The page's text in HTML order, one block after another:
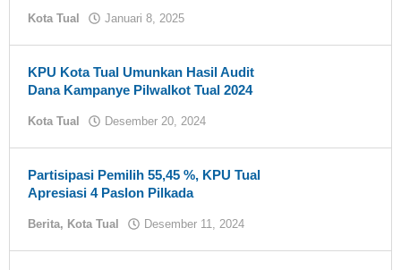
Kota Tual Januari 8, 2025
KPU Kota Tual Umunkan Hasil Audit
Dana Kampanye Pilwalkot Tual 2024
Kota Tual Desember 20, 2024
Partisipasi Pemilih 55,45 %, KPU Tual
Apresiasi 4 Paslon Pilkada
Berita, Kota Tual Desember 11, 2024